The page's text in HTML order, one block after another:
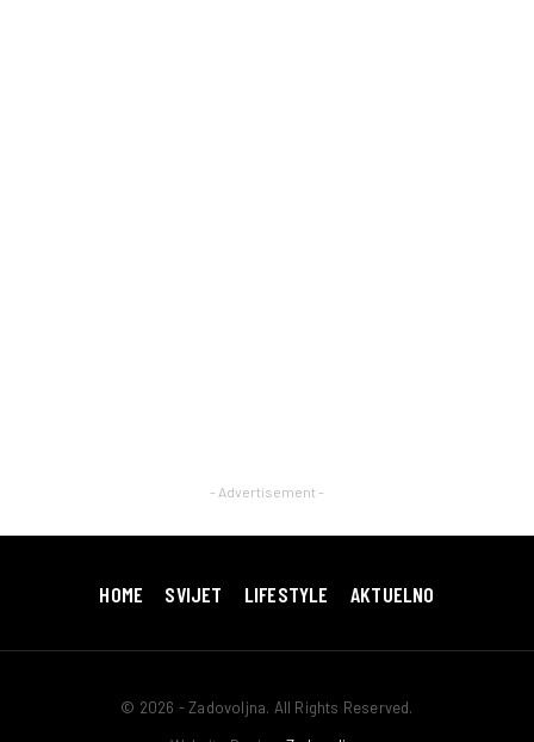
- Advertisement -
HOME SVIJET LIFESTYLE AKTUELNO
© 2026 - Zadovoljna. All Rights Reserved.